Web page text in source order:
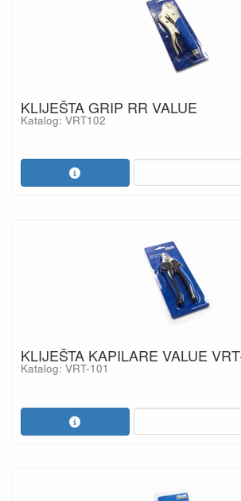
KLIJEŠTA GRIP RR VALUE
Katalog: VRT102
KLIJEŠTA KAPILARE VALUE
Katalog: VRT-101